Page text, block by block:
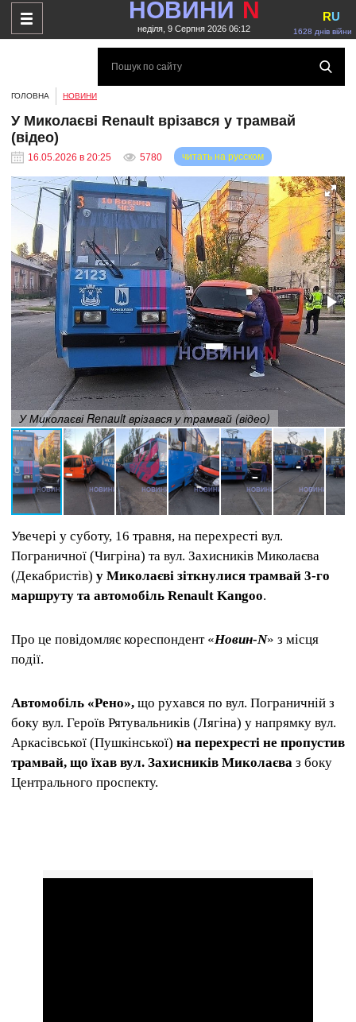
НОВИНИ N
неділя, 9 Серпня 2026 06:12 1628 днів війни
RU
ГОЛОВНА НОВИНИ
У Миколаєві Renault врізався у трамвай
(відео)
16.05.2026 в 20:25 5780 читать на русском
У Миколаєві Renault врізався у трамвай (відео)
Увечері у суботу, 16 травня, на перехресті вул.
Пограничної (Чигріна) та вул. Захисників Миколаєва
(Декабристів) у Миколаєві зіткнулися трамвай 3-го
маршруту та автомобіль Renault Kangoo.
Про це повідомляє кореспондент «Новин-N» з місця
події.
Автомобіль «Рено», що рухався по вул. Пограничній з
боку вул. Героїв Рятувальників (Лягіна) у напрямку вул.
Аркасівської (Пушкінської) на перехресті не пропустив
трамвай, що їхав вул. Захисників Миколаєва з боку
Центрального проспекту.